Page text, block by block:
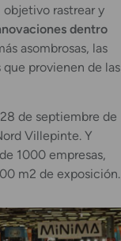
rastrear y
dentro
asombrosas, las
provienen de las
de septiembre de
Villepinte. Y
1000 empresas,
m2 de exposición.